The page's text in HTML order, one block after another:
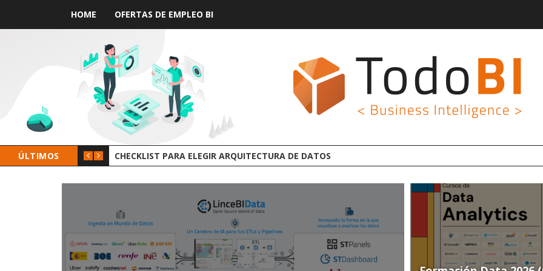
HOME OFERTAS DE EMPLEO BI
ÚLTIMOS GROOT AI LINCEBI: LA NUEVA PLATAFORMA ANALYTICS AI OPEN SOURCE